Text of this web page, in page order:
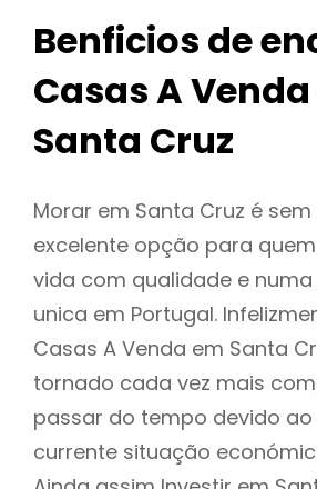
Benficios de
Casas A
Santa Cruz
Morar em Santa Cruz é
excelente opção para
vida com qualidade e
unica em Portugal.
Casas A Venda em Santa
tornado cada vez mais
passar do tempo devido
currente situação